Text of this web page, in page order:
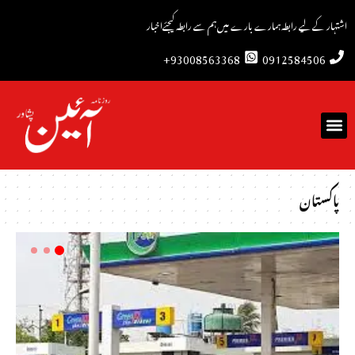
اشتہار کے لیے رابطہہمارے بارے میںہم سے رابطہ کیجئےاخبار
0912584506
93008563368+
پاکستان